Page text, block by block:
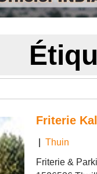
Friterie
Thuin
Friterie &